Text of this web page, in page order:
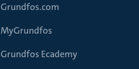
Grundfos.com
MyGrundfos
Grundfos Ecademy